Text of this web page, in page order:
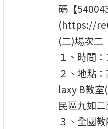
碼【
(https://
(二)場次二
１、時間
２、地點
laxy B教室
民區九如
３、全國